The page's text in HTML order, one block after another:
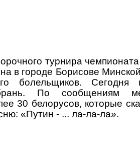
турнира
в городе Борисове
болельщиков.
По сообщениям
30 белорусов, которые
«Путин - ... ла-ла-ла».